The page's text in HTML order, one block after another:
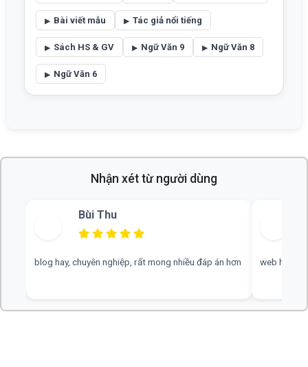
Bài viết mẫu Tác giả nổi tiếng
Sách HS & GV Ngữ Văn 9 Ngữ Văn 8
Ngữ Văn 6
Nhận xét từ người dùng
Bùi Thu
blog hay, chuyên nghiệp, rất mong nhiều đáp án hơn web hay,